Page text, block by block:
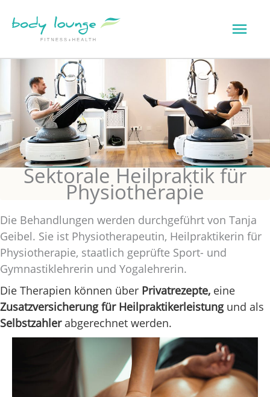
Inhalt
springen
Sektorale Heilpraktik für
Physiotherapie
Die Behandlungen werden durchgeführt von Tanja
Geibel. Sie ist Physiotherapeutin, Heilpraktikerin für
Physiotherapie, staatlich geprüfte Sport- und
Gymnastiklehrerin und Yogalehrerin.
Die Therapien können über Privatrezepte, eine
Zusatzversicherung für Heilpraktikerleistungund als
Selbstzahlerabgerechnet werden.